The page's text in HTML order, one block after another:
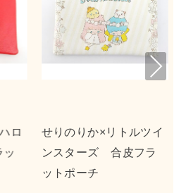
ロ
せりのりか×リトルツイ
ンスターズ 合皮フラ
ットポーチ
Nex